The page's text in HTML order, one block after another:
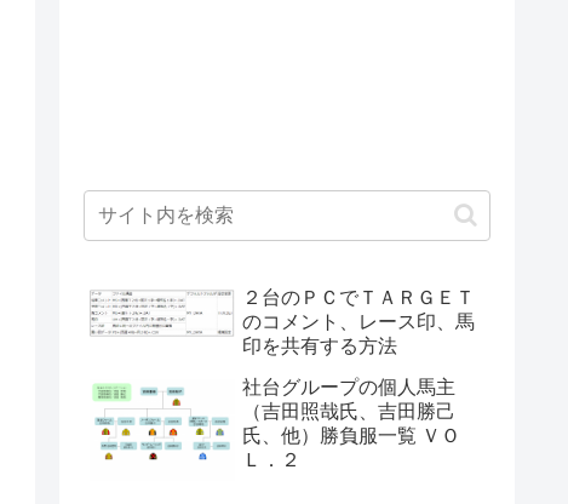
２台のＰＣでＴＡＲＧＥＴ
のコメント、レース印、馬
印を共有する方法
社台グループの個人馬主
（吉田照哉氏、吉田勝己
氏、他）勝負服一覧 ＶＯ
Ｌ．２